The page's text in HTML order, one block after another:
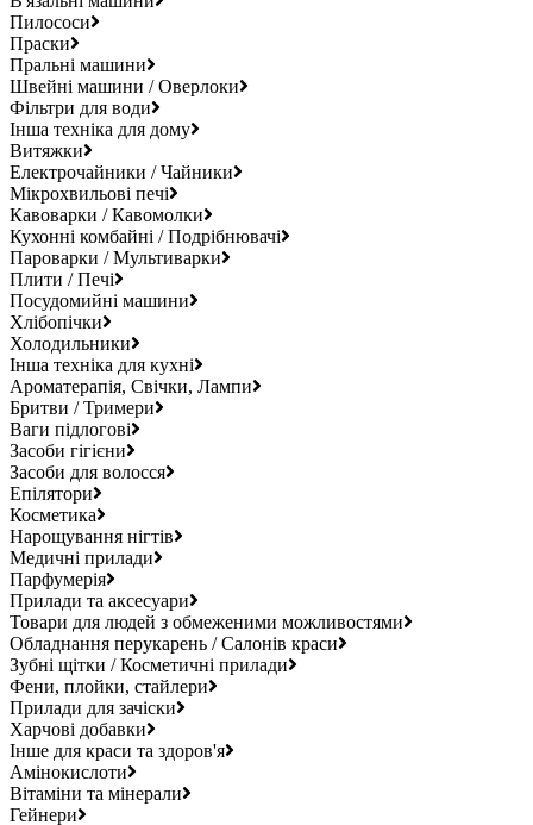
Пилососи
Праски
Пральні машини
Швейні машини / Оверлоки
Фільтри для води
Інша техніка для дому
Витяжки
Електрочайники / Чайники
Мікрохвильові печі
Кавоварки / Кавомолки
Кухонні комбайні / Подрібнювачі
Пароварки / Мультиварки
Плити / Печі
Посудомийні машини
Хлібопічки
Холодильники
Інша техніка для кухні
Ароматерапія, Свічки, Лампи
Бритви / Тримери
Ваги підлогові
Засоби гігієни
Засоби для волосся
Епілятори
Косметика
Нарощування нігтів
Медичні прилади
Парфумерія
Прилади та аксесуари
Товари для людей з обмеженими можливостями
Обладнання перукарень / Салонів краси
Зубні щітки / Косметичні прилади
Фени, плойки, стайлери
Прилади для зачіски
Харчові добавки
Інше для краси та здоров'я
Амінокислоти
Вітаміни та мінерали
Гейнери